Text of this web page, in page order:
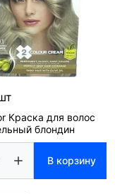
Краска для волос
блондин
В корзину